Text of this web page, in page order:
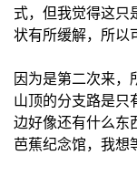
式，但我觉得这只
状有所缓解，所以
因为是第二次来，
山顶的分支路是只
边好像还有什么东
芭蕉纪念馆，我想